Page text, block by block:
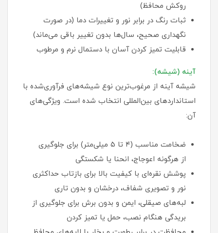
روکش محافظ)
ثبات رنگ در برابر نور و تغییرات دما (در صورت
نگهداری صحیح، سال‌ها بدون تغییر باقی می‌ماند)
قابلیت تمیز کردن آسان با دستمال نرم و مرطوب
آینه (شیشه):
شیشه آینه از مرغوب‌ترین نوع شیشه‌های فرآوری‌شده با
استانداردهای بین‌المللی انتخاب شده است. ویژگی‌های
آن:
ضخامت مناسب (۴ تا ۵ میلی‌متر) برای جلوگیری
از هرگونه اعوجاج، انحنا یا شکستگی
پوشش نقره‌ای با کیفیت بالا برای بازتاب حداکثری
نور و تصویری شفاف، درخشان و بدون تاری
لبه‌های صیقلی، ایمن و بدون برش برای جلوگیری از
بریدگی هنگام نصب، حمل یا تمیز کردن